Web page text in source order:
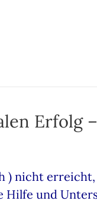
Erfolg
) nicht
Hilfe und